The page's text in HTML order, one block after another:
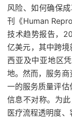
风险、如何确保
刊《Human
技术趋势报告，
亿美元，其中跨
西亚及中亚地区
地。然而，服务
一的服务质量评
信息不对称。为此
医疗流程透明度